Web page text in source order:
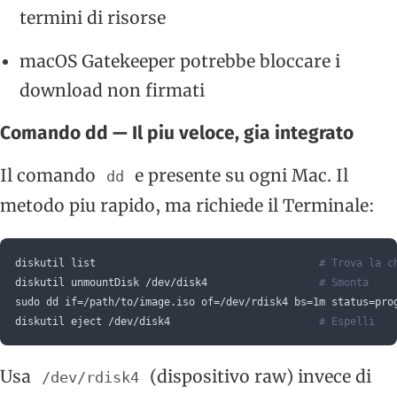
termini di risorse
macOS Gatekeeper potrebbe bloccare i
download non firmati
Comando dd — Il piu veloce, gia integrato
Il comando dd
e presente su ogni Mac. Il
metodo piu rapido, ma richiede il Terminale:
diskutil list # Trova la
diskutil unmountDisk /dev/disk4 # Smonta
sudo dd if=/path/to/image.iso of=/dev/rdisk4 bs=1m
diskutil eject /dev/disk4 # Espelli
Usa /dev/rdisk4 (dispositivo raw) invece di